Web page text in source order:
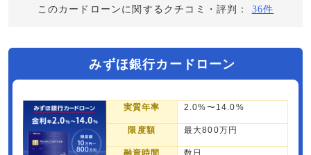
このカードローンに関するクチコミ・評判： 36件
みずほ銀行カードローン
実質年率 2.0%〜14.0%
限度額 最大800万円
融資時間 数日